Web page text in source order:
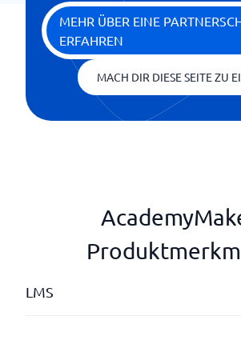
MEHR ÜBER EINE
ERFAHREN
MACH DIR DIESE SEITE ZU
LMS